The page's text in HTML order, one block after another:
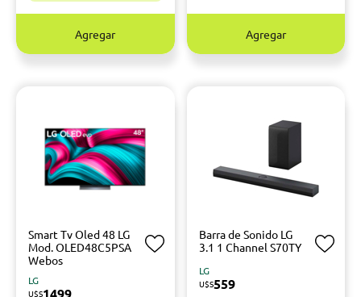
Agregar Agregar
Smart Tv Oled 48 LG
Mod. OLED48C5PSA
Webos
LG
U$S1499
Barra de Sonido LG
3.1 1 Channel S70TY
LG
U$S559